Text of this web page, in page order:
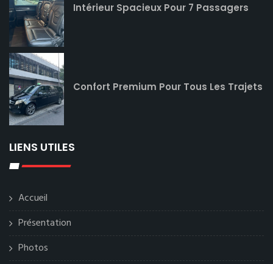
Intérieur Spacieux Pour 7 Passagers
Confort Premium Pour Tous Les Trajets
LIENS UTILES
Accueil
Présentation
Photos